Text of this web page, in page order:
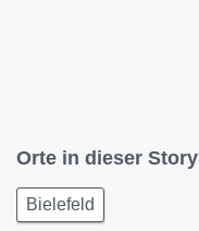
Orte in dieser Story
Bielefeld